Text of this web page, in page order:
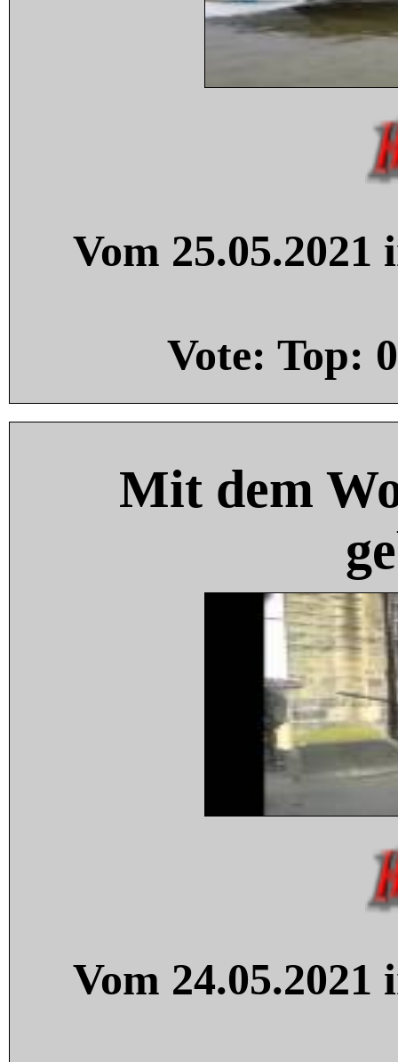
Vom
Vote: Top: 0
Mit dem
Vom